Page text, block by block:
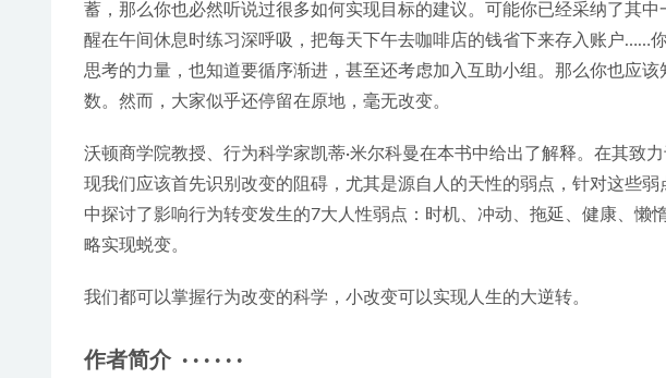
蓄，那么你也必然听说过很多如何实现目标的建议。可能你已经采纳了其
醒在午间休息时练习深呼吸，把每天下午去咖啡店的钱省下来存入账户……
思考的力量，也知道要循序渐进，甚至还考虑加入互助小组。那么你也应
数。然而，大家似乎还停留在原地，毫无改变。
沃顿商学院教授、行为科学家凯蒂·米尔科曼在本书中给出了解释。在其致
现我们应该首先识别改变的阻碍，尤其是源自人的天性的弱点，针对这些
中探讨了影响行为转变发生的7大人性弱点：时机、冲动、拖延、健康、懒
略实现蜕变。
我们都可以掌握行为改变的科学，小改变可以实现人生的大逆转。
作者简介 · · · · · ·